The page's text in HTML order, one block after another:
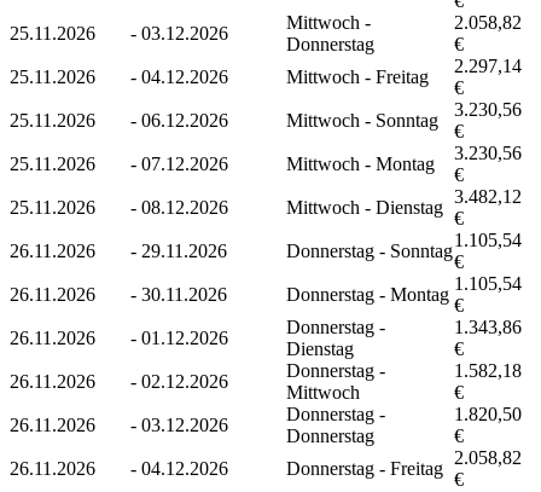
25.11.2026
- 03.12.2026
Mittwoch -
Donnerstag
2.058,82
€
25.11.2026
- 04.12.2026 Mittwoch - Freitag
2.297,14
€
25.11.2026
- 06.12.2026 Mittwoch - Sonntag
3.230,56
€
25.11.2026
- 07.12.2026 Mittwoch - Montag
3.230,56
€
25.11.2026
- 08.12.2026 Mittwoch - Dienstag
3.482,12
€
26.11.2026
- 29.11.2026 Donnerstag - Sonntag
1.105,54
€
26.11.2026
- 30.11.2026 Donnerstag - Montag
1.105,54
€
26.11.2026
- 01.12.2026
Donnerstag -
Dienstag
1.343,86
€
26.11.2026
- 02.12.2026
Donnerstag -
Mittwoch
1.582,18
€
26.11.2026
- 03.12.2026
Donnerstag -
Donnerstag
1.820,50
€
26.11.2026
- 04.12.2026 Donnerstag - Freitag
2.058,82
€